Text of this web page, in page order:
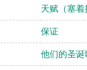
天赋（塞着
保证
他们的圣诞